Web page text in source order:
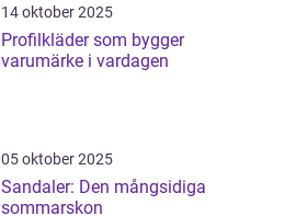
14 oktober 2025
Profilkläder som bygger
varumärke i vardagen
05 oktober 2025
Sandaler: Den mångsidiga
sommarskon